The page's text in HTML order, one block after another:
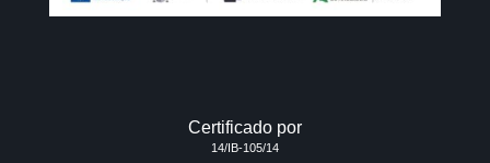
Certificado por
14/IB-105/14